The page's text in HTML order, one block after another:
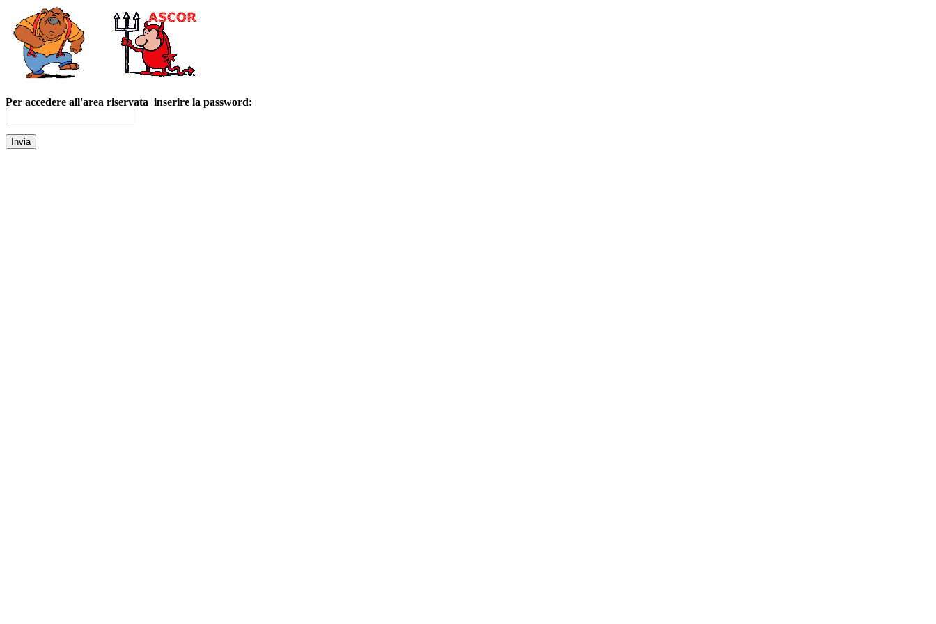
Per accedere all'area riservata inserire la password: